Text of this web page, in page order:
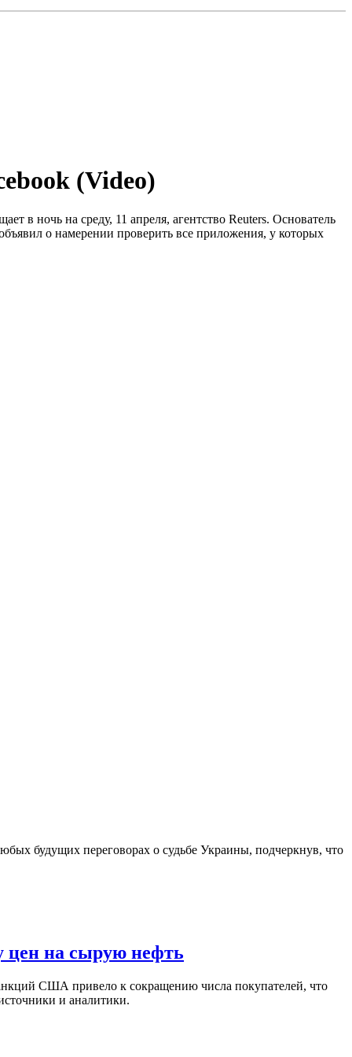
(Video)
в ночь на среду, 11 апреля, агентство Reuters. Основатель
о намерении проверить все приложения, у которых
будущих переговорах о судьбе Украины, подчеркнув, что
цен на сырую нефть
США привело к сокращению числа покупателей, что
и аналитики.